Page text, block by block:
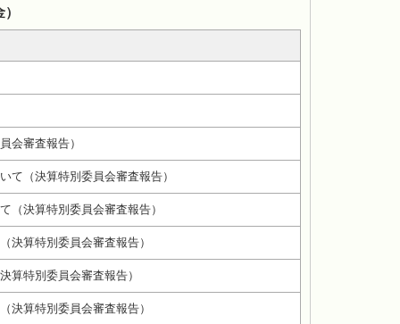
会審査報告）
て（決算特別委員会審査報告）
（決算特別委員会審査報告）
決算特別委員会審査報告）
算特別委員会審査報告）
決算特別委員会審査報告）